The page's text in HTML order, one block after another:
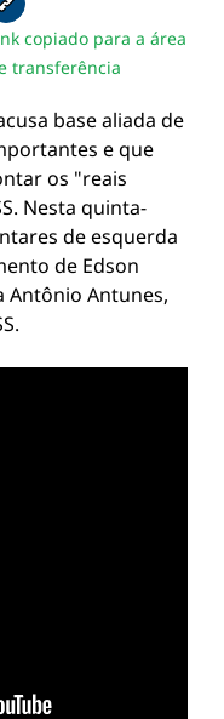
no twitterpelo email
Copiar link da notícia
copiado para a área
transferência
base aliada de
e que
os "reais
Nesta quinta-
de esquerda
de Edson
Antônio Antunes,